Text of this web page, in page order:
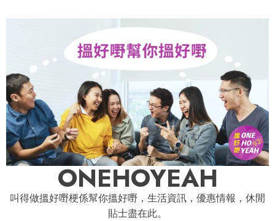
to
ONEHOYEAH
叫得做搵好嘢梗係幫你搵好嘢，生活資訊，優惠情報，休閒
貼士盡在此。